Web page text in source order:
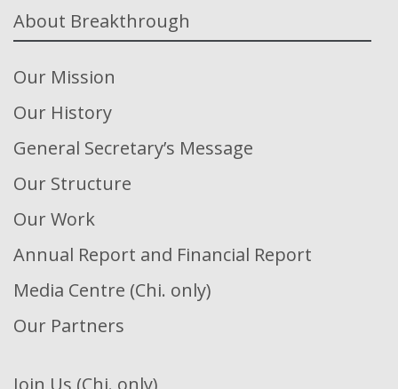
About Breakthrough
Our Mission
Our History
General Secretary’s Message
Our Structure
Our Work
Annual Report and Financial Report
Media Centre (Chi. only)
Our Partners
Join Us (Chi. only)